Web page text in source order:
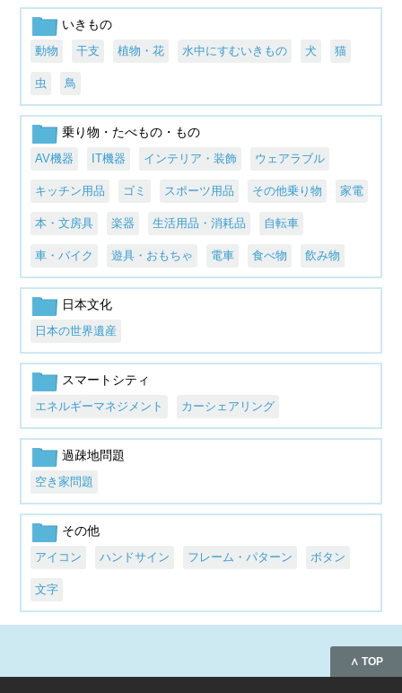
いきもの
動物 干支 植物・花 水中にすむいきもの 犬 猫
虫 鳥
乗り物・たべもの・もの
AV機器 IT機器 インテリア・装飾 ウェアラブル
キッチン用品 ゴミ スポーツ用品 その他乗り物 家電
本・文房具 楽器 生活用品・消耗品 自転車
車・バイク 遊具・おもちゃ 電車 食べ物 飲み物
日本文化
日本の世界遺産
スマートシティ
エネルギーマネジメント カーシェアリング
過疎地問題
空き家問題
その他
アイコン ハンドサイン フレーム・パターン ボタン
文字
∧ TOP